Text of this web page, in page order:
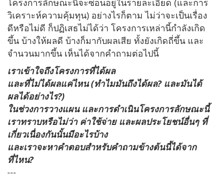
วิเคราะห์ความคุ้มทุน) อย่างไรก็ตาม ไม่ว่าจะเป็นเรื่อง
ดีหรือไม่ดี ก็ปฏิเสธไม่ได้ว่า โครงการเหล่านี้กำลังเกิด
ขึ้น บ้างให้ผลดี บ้างก็มากับผลเสีย ทั้งยังเกิดถี่ขึ้น และ
จำนวนมากขึ้น เห็นได้จากคำถามต่อไปนี้
เราเข้าใจถึงโครงการที่ได้ผล
และที่ไม่ได้ผลแค่ไหน (ทำไมมันถึงได้ผล? และมันได้
ผลได้อย่างไร?)
ในช่วงการวางแผน และการดำเนินโครงการลักษณะนี้
เราทราบหรือไม่ว่า ค่าใช้จ่าย และผลประโยชน์อื่นๆ ที่
เกี่ยวเนื่องกันนั้นมีอะไรบ้าง
และเราจะหาคำตอบสำหรับคำถามข้างต้นนี้ได้จาก
ที่ไหน?
---